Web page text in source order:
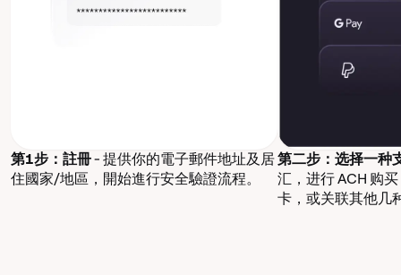
第1步：註冊- 提供你的電子郵件地址及居
住國家/地區，開始進行安全驗證流程。
第二步：选择一种
汇，进行 ACH 购
卡，或关联其他几